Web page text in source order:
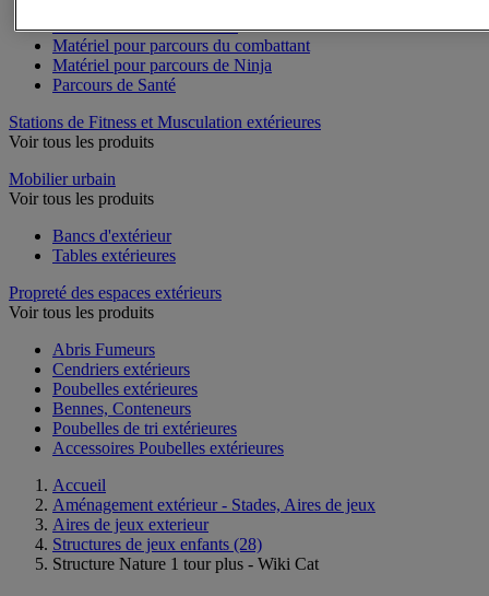
Matériel de Street Workout
Matériel pour parcours du combattant
Matériel pour parcours de Ninja
Parcours de Santé
Stations de Fitness et Musculation extérieures
Voir tous les produits
Mobilier urbain
Voir tous les produits
Bancs d'extérieur
Tables extérieures
Propreté des espaces extérieurs
Voir tous les produits
Abris Fumeurs
Cendriers extérieurs
Poubelles extérieures
Bennes, Conteneurs
Poubelles de tri extérieures
Accessoires Poubelles extérieures
Accueil
Aménagement extérieur - Stades, Aires de jeux
Aires de jeux exterieur
Structures de jeux enfants (28)
Structure Nature 1 tour plus - Wiki Cat